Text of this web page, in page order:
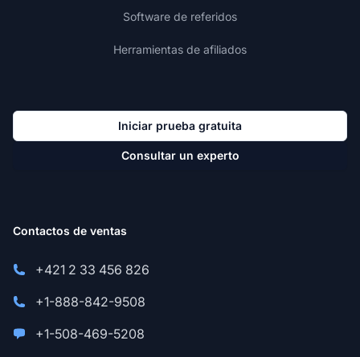
Software de referidos
Herramientas de afiliados
Iniciar prueba gratuita
Consultar un experto
Contactos de ventas
+421 2 33 456 826
+1-888-842-9508
+1-508-469-5208